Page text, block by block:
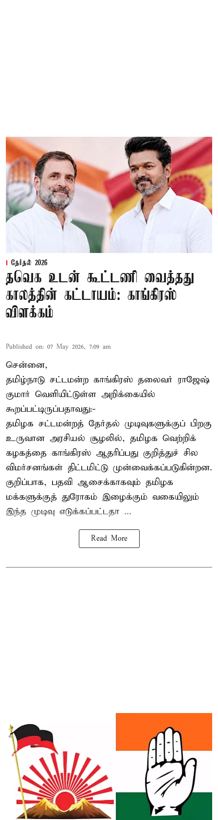
தேர்தல் 2026
தவெக உடன் கூட்டணி வைத்தது
காலத்தின் கட்டாயம்: காங்கிரஸ்
விளக்கம்
Published on: 07 May 2026, 7:09 am
சென்னை,
தமிழ்நாடு சட்டமன்ற காங்கிரஸ் தலைவர் ராஜேஷ்
குமார் வெளியிட்டுள்ள அறிக்கையில்
கூறப்பட்டிருப்பதாவது:-
தமிழக சட்டமன்றத் தேர்தல் முடிவுகளுக்குப் பிறகு
உருவான அரசியல் சூழலில், தமிழக வெற்றிக்
கழகத்தை காங்கிரஸ் ஆதரிப்பது குறித்துச் சில
விமர்சனங்கள் திட்டமிட்டு முன்வைக்கப்படுகின்றன.
குறிப்பாக, பதவி ஆசைக்காகவும் தமிழக
மக்களுக்குத் துரோகம் இழைக்கும் வகையிலும்
இந்த முடிவு எடுக்கப்பட்டதா ...
Read More